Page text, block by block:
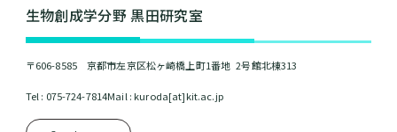
⽣物創成学分野 黒⽥研究室
〒606-8585 京都市左京区松ヶ崎橋上町1番地 2号館北棟313
Tel : 075-724-7814Mail : kuroda[at]kit.ac.jp